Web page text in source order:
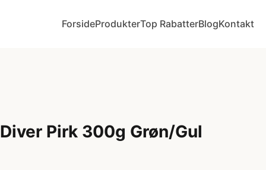
ForsideProdukterTop RabatterBlogKontakt
Pirk 300g Grøn/Gul